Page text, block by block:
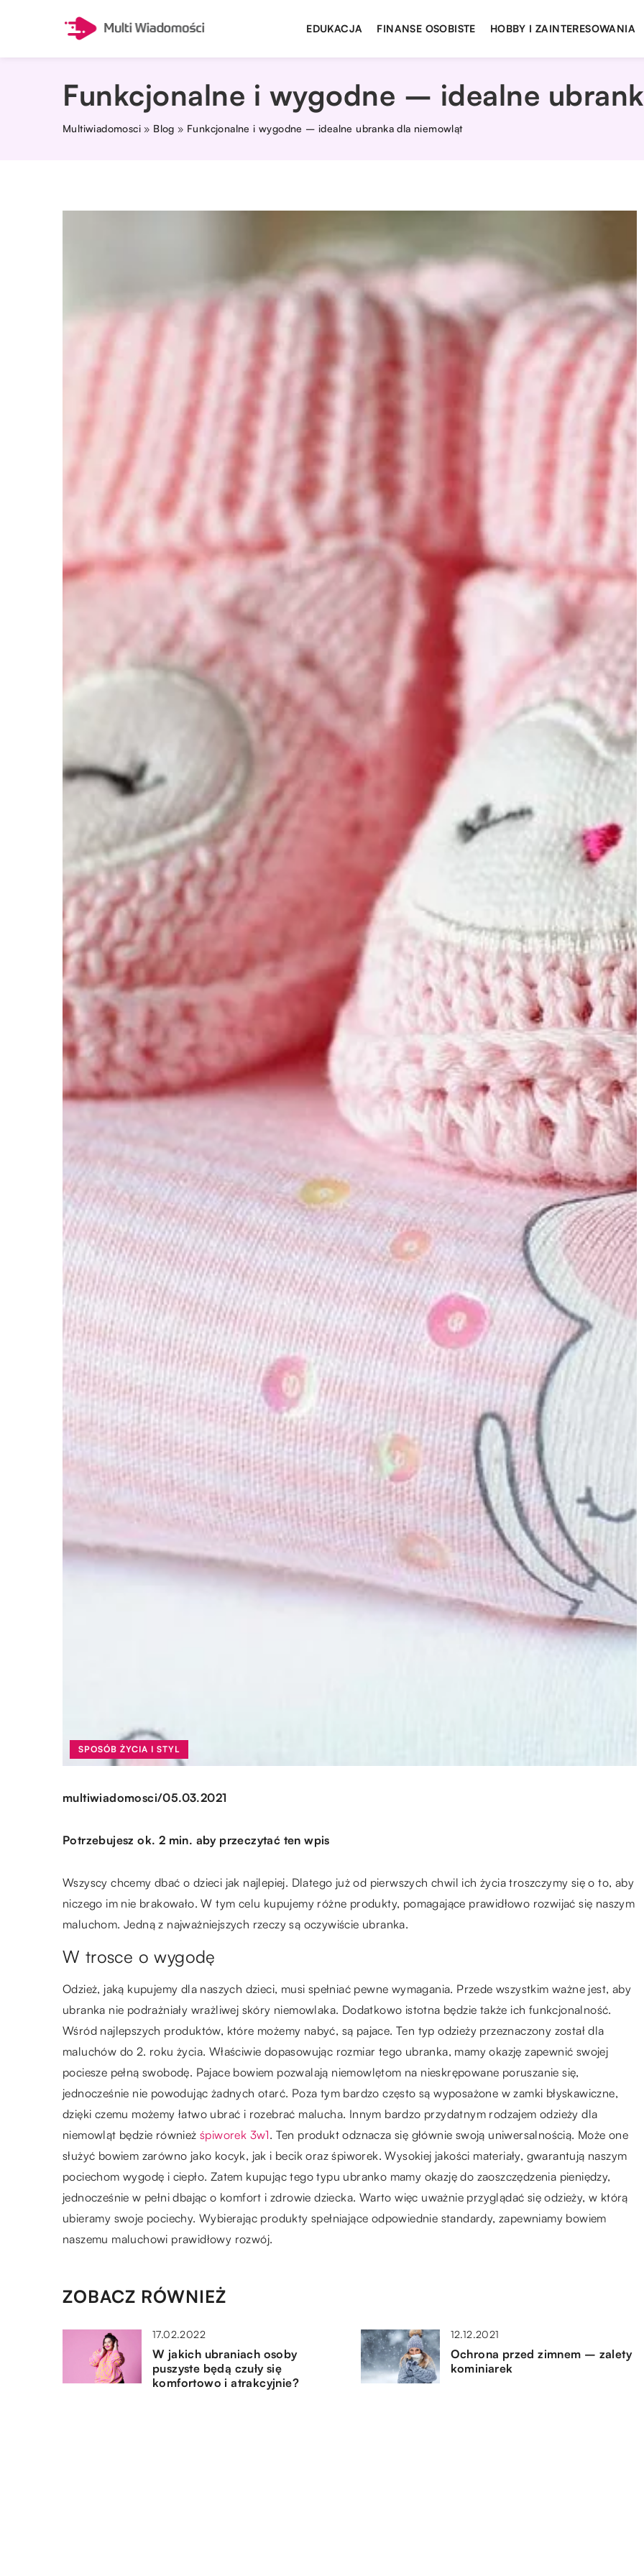
EDUKACJA FINANSE OSOBISTE HOBBY I ZAINTERESOWANIA
Funkcjonalne i wygodne – idealne
Multiwiadomosci » Blog » Funkcjonalne i wygodne – idealne ubranka dla niemowląt
SPOSÓB ŻYCIA I STYL
multiwiadomosci/05.03.2021
Potrzebujesz ok. 2 min. aby przeczytać ten wpis
Wszyscy chcemy dbać o dzieci jak najlepiej. Dlatego już od pierwszych chwil ich życia troszczymy się o to, aby
niczego im nie brakowało. W tym celu kupujemy różne produkty, pomagające prawidłowo rozwijać się naszym
maluchom. Jedną z najważniejszych rzeczy są oczywiście ubranka.
W trosce o wygodę
Odzież, jaką kupujemy dla naszych dzieci, musi spełniać pewne wymagania. Przede wszystkim ważne jest, aby
ubranka nie podrażniały wrażliwej skóry niemowlaka. Dodatkowo istotna będzie także ich funkcjonalność.
Wśród najlepszych produktów, które możemy nabyć, są pajace. Ten typ odzieży przeznaczony został dla
maluchów do 2. roku życia. Właściwie dopasowując rozmiar tego ubranka, mamy okazję zapewnić swojej
pociesze pełną swobodę. Pajace bowiem pozwalają niemowlętom na nieskrępowane poruszanie się,
jednocześnie nie powodując żadnych otarć. Poza tym bardzo często są wyposażone w zamki błyskawiczne,
dzięki czemu możemy łatwo ubrać i rozebrać malucha. Innym bardzo przydatnym rodzajem odzieży dla
niemowląt będzie również śpiworek 3w1. Ten produkt odznacza się głównie swoją uniwersalnością. Może one
służyć bowiem zarówno jako kocyk, jak i becik oraz śpiworek. Wysokiej jakości materiały, gwarantują naszym
pociechom wygodę i ciepło. Zatem kupując tego typu ubranko mamy okazję do zaoszczędzenia pieniędzy,
jednocześnie w pełni dbając o komfort i zdrowie dziecka. Warto więc uważnie przyglądać się odzieży, w którą
ubieramy swoje pociechy. Wybierając produkty spełniające odpowiednie standardy, zapewniamy bowiem
naszemu maluchowi prawidłowy rozwój.
ZOBACZ RÓWNIEŻ
17.02.2022
W jakich ubraniach osoby
puszyste będą czuły się
komfortowo i atrakcyjnie?
12.12.2021
Ochrona przed zimnem – zalety
kominiarek